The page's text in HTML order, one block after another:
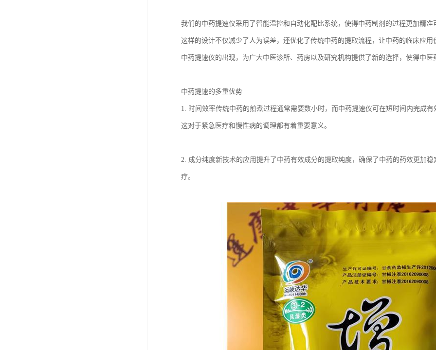
我们的中药提速仪采用了智能温控和自动化配比系统，使得中药制剂的过程更加精准
这样的设计不仅减少了人为误差，还优化了传统中药的提取流程，让中药的临床应用
中药提速仪的出现，为广大中医诊所、药房以及研究机构提供了新的选择，使得中
中药提速的多重优势
1. 时间效率传统中药的煎煮过程通常需要数小时，而中药提速仪可在短时间内完成
这对于紧急医疗和慢性病的调理都有着重要意义。
2. 成分纯度新技术的应用提升了中药有效成分的提取纯度，确保了中药的药效更加
疗。